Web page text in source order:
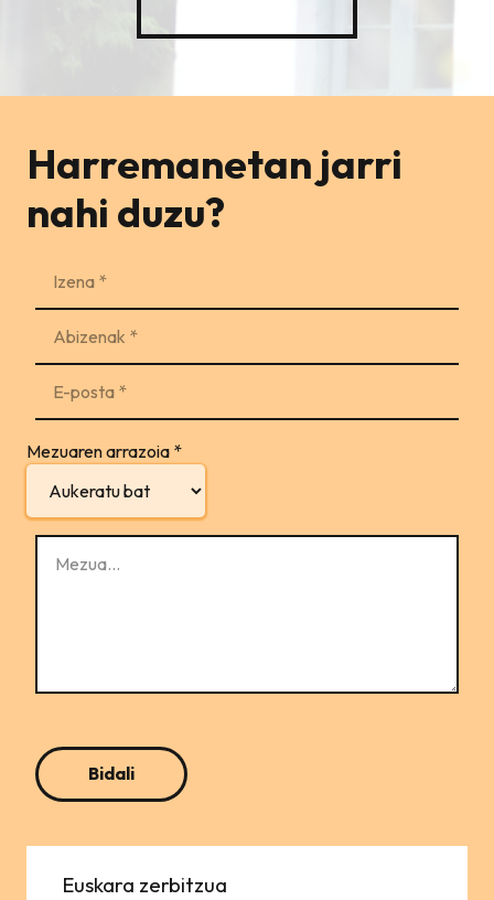
Harremanetan jarri
nahi duzu?
Mezuaren arrazoia *
Euskara zerbitzua